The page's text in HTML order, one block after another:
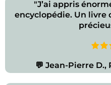
"J’ai appris
encyclopédie. Un livre
💬 Jean-Pierre